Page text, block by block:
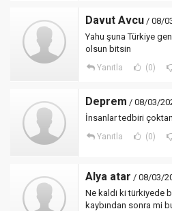
Davut Avcu / 08/
Yahu şuna Türkiye
olsun bitsin
Yanıtla (0)
Deprem / 08/03/
İnsanlar tedbiri
Yanıtla (0)
Alya atar / 08/03/
Ne kaldi ki türkiyede
kaybından sonra mi